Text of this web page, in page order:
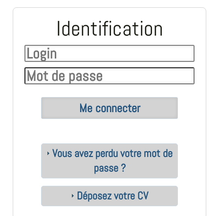
Identification
Vous avez perdu votre mot de
passe ?
Déposez votre CV